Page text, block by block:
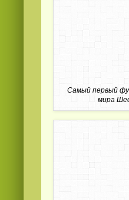
Самый первый
мира
онлайн